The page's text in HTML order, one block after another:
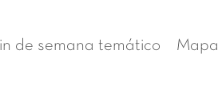
de semana temático Mapa